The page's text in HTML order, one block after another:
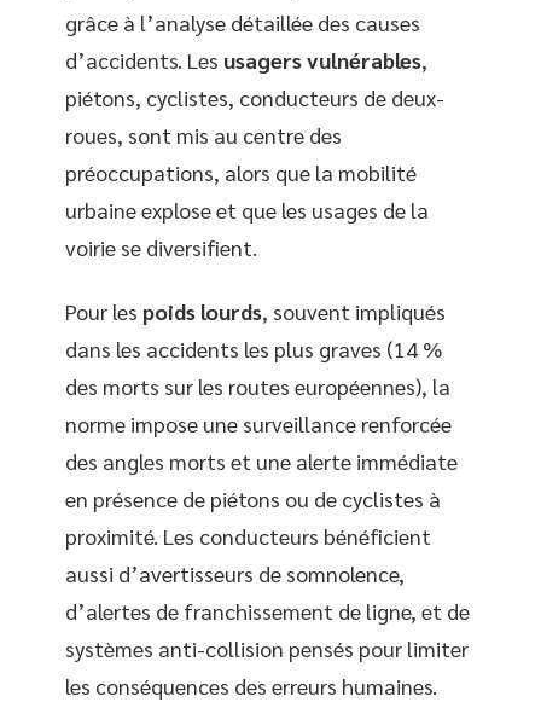
grâce à l’analyse détaillée des causes
d’accidents. Les usagers vulnérables,
piétons, cyclistes, conducteurs de deux-
roues, sont mis au centre des
préoccupations, alors que la mobilité
urbaine explose et que les usages de la
voirie se diversifient.
Pour les poids lourds, souvent impliqués
dans les accidents les plus graves (14 %
des morts sur les routes européennes), la
norme impose une surveillance renforcée
des angles morts et une alerte immédiate
en présence de piétons ou de cyclistes à
proximité. Les conducteurs bénéficient
aussi d’avertisseurs de somnolence,
d’alertes de franchissement de ligne, et de
systèmes anti-collision pensés pour limiter
les conséquences des erreurs humaines.